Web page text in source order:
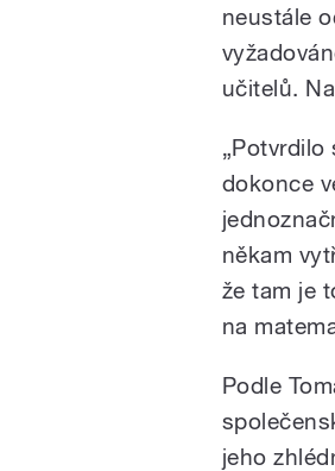
neustále
učitelů.
„Potvrdilo
dokonce
někam
že tam je
na
Podle
jeho